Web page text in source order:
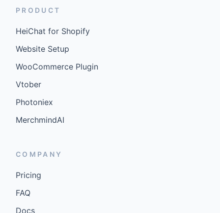
PRODUCT
HeiChat for Shopify
Website Setup
WooCommerce Plugin
Vtober
Photoniex
MerchmindAI
COMPANY
Pricing
FAQ
Docs